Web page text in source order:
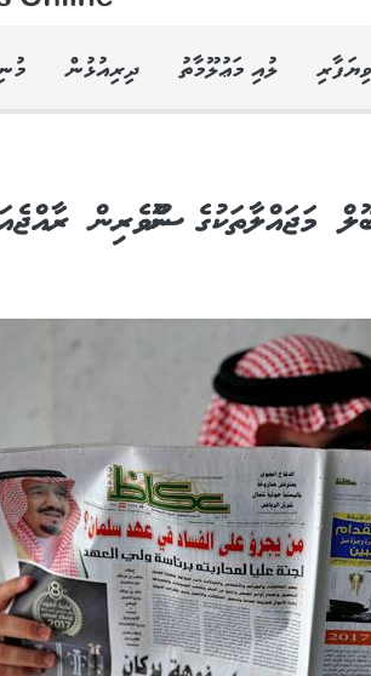
ވިޔަފާރި ލުއި މަޢުލޫމާތު ދިރިއުޅުން
މަޖައްލާތަކުގެ ނޫސްވެރިން